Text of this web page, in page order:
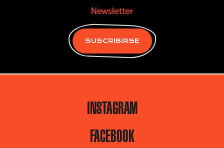
Newsletter
SUSCRIBIRSE
INSTAGRAM
FACEBOOK